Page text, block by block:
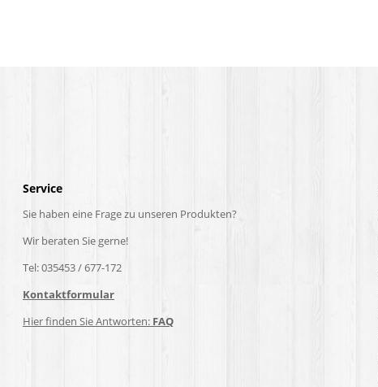
Service
Sie haben eine Frage zu unseren Produkten?
Wir beraten Sie gerne!
Tel: 035453 / 677-172
Kontaktformular
Hier finden Sie Antworten: FAQ